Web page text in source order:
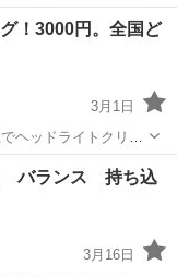
！3000円。全国ど
3月1日
ヘッドライトクリー
バランス 持ち込
3月16日